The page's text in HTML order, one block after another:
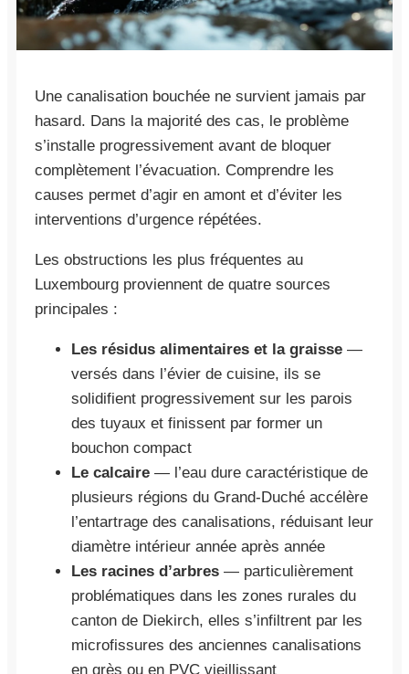
Une canalisation bouchée ne survient jamais par
hasard. Dans la majorité des cas, le problème
s’installe progressivement avant de bloquer
complètement l’évacuation. Comprendre les
causes permet d’agir en amont et d’éviter les
interventions d’urgence répétées.
Les obstructions les plus fréquentes au
Luxembourg proviennent de quatre sources
principales :
Les résidus alimentaires et la graisse —
versés dans l’évier de cuisine, ils se
solidifient progressivement sur les parois
des tuyaux et finissent par former un
bouchon compact
Le calcaire — l’eau dure caractéristique de
plusieurs régions du Grand-Duché accélère
l’entartrage des canalisations, réduisant leur
diamètre intérieur année après année
Les racines d’arbres — particulièrement
problématiques dans les zones rurales du
canton de Diekirch, elles s’infiltrent par les
microfissures des anciennes canalisations
en grès ou en PVC vieillissant